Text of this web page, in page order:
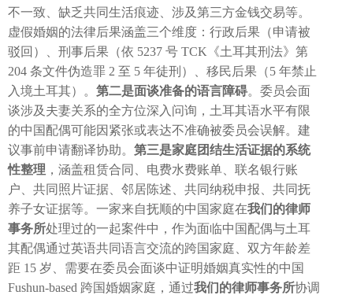
不一致、缺乏共同生活痕迹、涉及第三方金钱交易等。
虚假婚姻的法律后果涵盖三个维度：行政后果（申请被
驳回）、刑事后果（依 5237 号 TCK《土耳其刑法》第
204 条文件伪造罪 2 至 5 年徒刑）、移民后果（5 年禁止
入境土耳其）。 第二是面谈准备的语言障碍。委员会面
谈涉及夫妻关系的全方位深入问询，土耳其语水平有限
的中国配偶可能因紧张或表达不准确被委员会误解。建
议事前申请翻译协助。 第三是家庭团结生活证据的系统
性整理 ，涵盖租赁合同、电费水费账单、联名银行账
户、共同照片证据、邻居陈述、共同纳税申报、共同抚
养子女证据等。一家来自抚顺的中国家庭在我们的律师
事务所处理过的一起案件中，作为面临中国配偶与土耳
其配偶通过英语共同语言交流的跨国家庭、双方年龄差
距 15 岁、需要在委员会面谈中证明婚姻真实性的中国
Fushun-based 跨国婚姻家庭，通过我们的律师事务所协调